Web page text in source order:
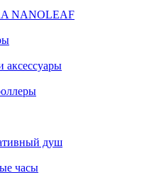
NANOLEAF
аксессуары
душ
часы